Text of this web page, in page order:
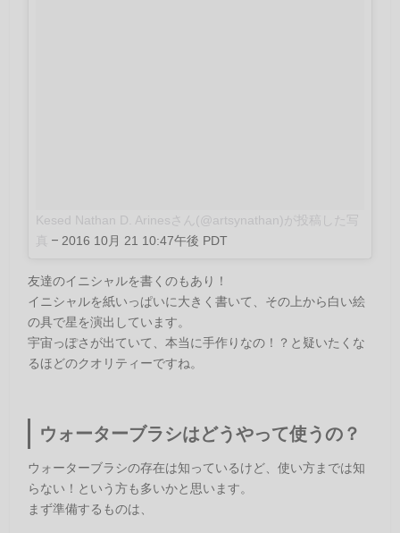
Kesed Nathan D. Arinesさん(@artsynathan)が投稿した写
真
– 2016 10月 21 10:47午後 PDT
友達のイニシャルを書くのもあり！
イニシャルを紙いっぱいに大きく書いて、その上から白い絵
の具で星を演出しています。
宇宙っぽさが出ていて、本当に手作りなの！？と疑いたくな
るほどのクオリティーですね。
ウォーターブラシはどうやって使うの？
ウォーターブラシの存在は知っているけど、使い方までは知
らない！という方も多いかと思います。
まず準備するものは、